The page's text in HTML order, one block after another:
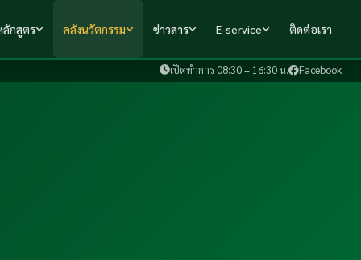
เปิดทำการ 08:30 – 16:30 น. Facebook
ลักสูตร คลังนวัตกรรม ข่าวสาร E-service ติดต่อเรา